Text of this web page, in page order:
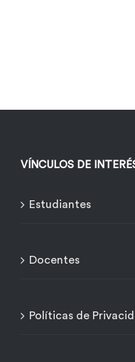
VÍNCULOS DE
Estudiantes
Docentes
Políticas de